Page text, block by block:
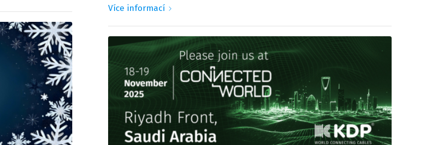
Více informací